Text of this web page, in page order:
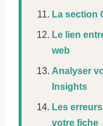
La section
Le lien
web
Analyser
Insights
Les
votre fiche